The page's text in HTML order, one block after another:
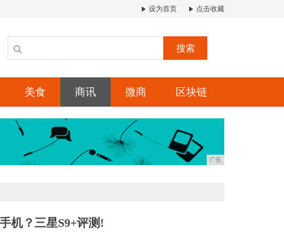
设为首页 点击收藏
搜索
美食 商讯 微商 区块链
广告
机？三星S9+评测!